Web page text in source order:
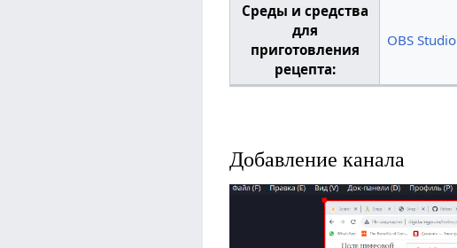
Среды и средства
для
приготовления
рецепта:
OBS Studio
Добавление канала